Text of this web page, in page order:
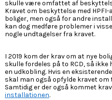
skulle være omfattet af
Kravet om beskyttelse med
boliger, men også for andre
kan dog medføre problemer i
nogle undtagelser fra kravet.
I 2019 kom der krav om at nye
skulle fordeles på to RCD, så
en udkobling. Hvis en
skal man også opfylde kravet
Samtidig er der også kommet
installationen.